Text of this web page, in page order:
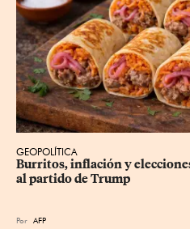
GEOPOLÍTICA
Burritos, inflación y
al partido de Trump
Por AFP